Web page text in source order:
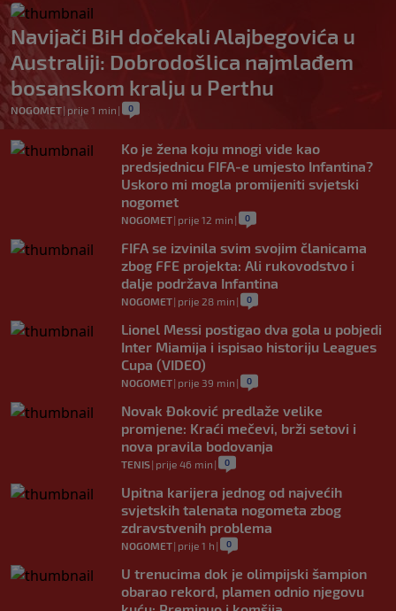
Navijači BiH dočekali Alajbegovića u
Australiji: Dobrodošlica najmlađem
bosanskom kralju u Perthu
NOGOMET| prije 1 min | 0
Ko je žena koju mnogi vide kao
predsjednicu FIFA-e umjesto Infantina?
Uskoro mi mogla promijeniti svjetski
nogomet
NOGOMET| prije 12 min | 0
FIFA se izvinila svim svojim članicama
zbog FFE projekta: Ali rukovodstvo i
dalje podržava Infantina
NOGOMET| prije 28 min | 0
Lionel Messi postigao dva gola u pobjedi
Inter Miamija i ispisao historiju Leagues
Cupa (VIDEO)
NOGOMET| prije 39 min | 0
Novak Đoković predlaže velike
promjene: Kraći mečevi, brži setovi i
nova pravila bodovanja
TENIS| prije 46 min | 0
Upitna karijera jednog od najvećih
svjetskih talenata nogometa zbog
zdravstvenih problema
NOGOMET| prije 1 h | 0
U trenucima dok je olimpijski šampion
obarao rekord, plamen odnio njegovu